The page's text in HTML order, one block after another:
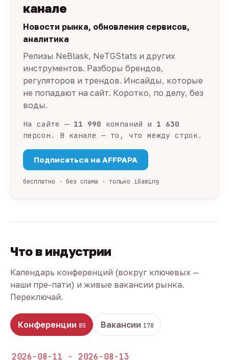
канале
Новости рынка, обновления сервисов,
аналитика
Релизы NeBlask, NeTGStats и других
инструментов. Разборы брендов,
регуляторов и трендов. Инсайды, которые
не попадают на сайт. Коротко, по делу, без
воды.
На сайте — 11 990 компаний и 1 630
персон. В канале — то, что между строк.
Подписаться на AFFPAPA
бесплатно · без спама · только iGaming
Что в индустрии
Календарь конференций (вокруг ключевых —
наши пре-пати) и живые вакансии рынка.
Переключай.
Конференции 85 Вакансии 178
2026-08-11 - 2026-08-13